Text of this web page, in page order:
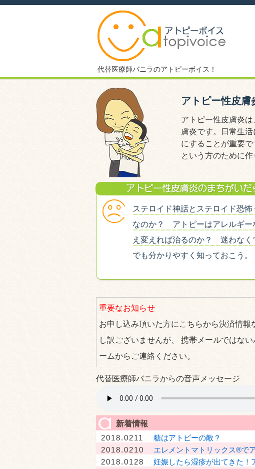
代替医療師バニラのアトピーボイス！
アトピー性皮膚
アトピー性皮膚炎
膚炎です。日常生
にすることが重要
という方のために作
ステロイド神話とステロイド恐
なのか？ アトピーはアレルギ
え変えれば治るのか？ 迷わなく
でも分かりやすく知っておこう。
重要なお知らせ
お申し込み頂いた方にこちらから決済情
し訳ございませんが、 携帯メールではな
ームからご連絡ください。
代替医療師バニラからの音声メッセージ
新着情報
2018.0211
糖はアトピーの敵？
2018.0210
エレメントマトリックス®︎で
2018.0128
妊娠したら湿疹が出てきた！